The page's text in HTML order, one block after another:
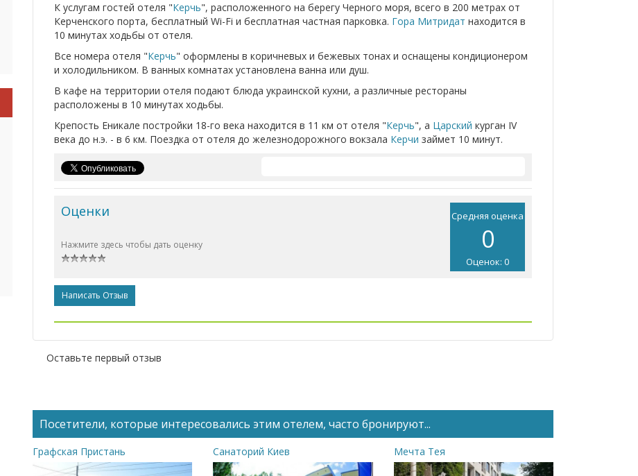
К услугам гостей отеля "Керчь", расположенного на берегу Черного моря, всего в 200 метрах от
Керченского порта, бесплатный Wi-Fi и бесплатная частная парковка. Гора Митридат находится в
10 минутах ходьбы от отеля.
Все номера отеля "Керчь" оформлены в коричневых и бежевых тонах и оснащены кондиционером
и холодильником. В ванных комнатах установлена ванна или душ.
В кафе на территории отеля подают блюда украинской кухни, а различные рестораны
расположены в 10 минутах ходьбы.
Крепость Еникале постройки 18-го века находится в 11 км от отеля "Керчь", а Царский курган IV
века до н.э. - в 6 км. Поездка от отеля до железнодорожного вокзала Керчи займет 10 минут.
Средняя оценка
0
Оценок: 0
Оценки
Нажмите здесь чтобы дать оценку
Написать Отзыв
Оставьте первый отзыв
Посетители, которые интересовались этим отелем, часто бронируют...
Графская Пристань Санаторий Киев Мечта Тея